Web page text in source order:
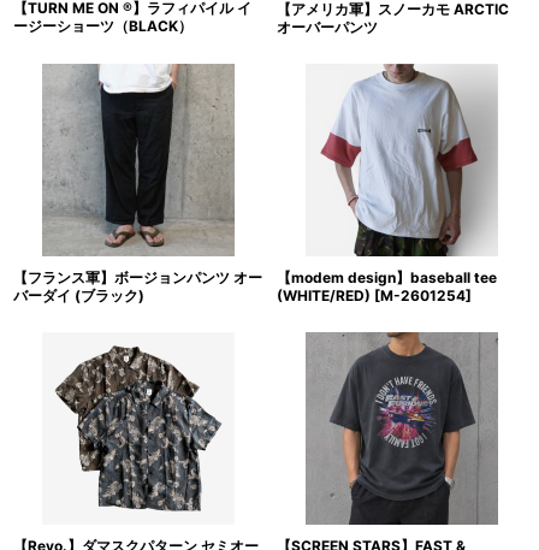
【TURN ME ON ®】ラフィパイル イ
ージーショーツ（BLACK）
【アメリカ軍】スノーカモ ARCTIC
オーバーパンツ
【フランス軍】ボージョンパンツ オー
バーダイ (ブラック)
【modem design】baseball tee
(WHITE/RED) [M-2601254]